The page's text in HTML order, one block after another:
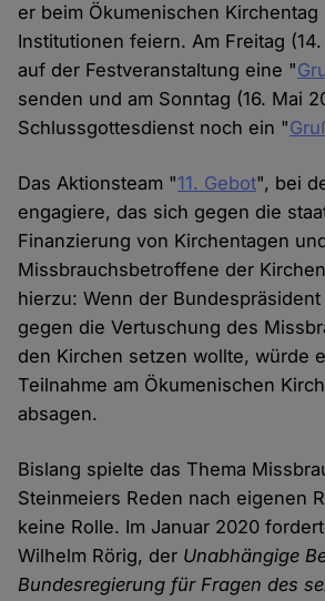
er beim Ökumenischen Kirchentag
Institutionen feiern. Am Freitag
auf der Festveranstaltung eine "
senden und am Sonntag (16. Mai
Schlussgottesdienst noch ein "
Das Aktionsteam "11. Gebot", bei
engagiere, das sich gegen die
Finanzierung von Kirchentagen
Missbrauchsbetroffene der
hierzu: Wenn der
gegen die Vertuschung des
den Kirchen setzen wollte, würde
Teilnahme am Ökumenischen
absagen.
Bislang spielte das Thema
Steinmeiers Reden nach eigenen
keine Rolle. Im Januar 2020
Wilhelm Rörig, der Unabhängige
Bundesregierung für Fragen des